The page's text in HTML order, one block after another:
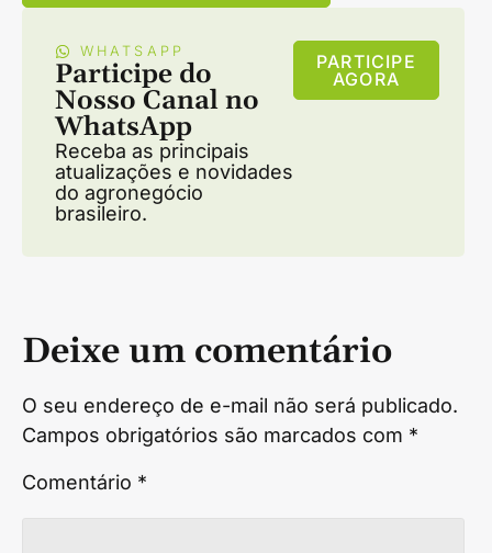
WHATSAPP
Participe do
Nosso Canal no
WhatsApp
Receba as principais
atualizações e novidades
do agronegócio
brasileiro.
PARTICIPE
AGORA
Deixe um comentário
O seu endereço de e-mail não será publicado.
Campos obrigatórios são marcados com *
Comentário *